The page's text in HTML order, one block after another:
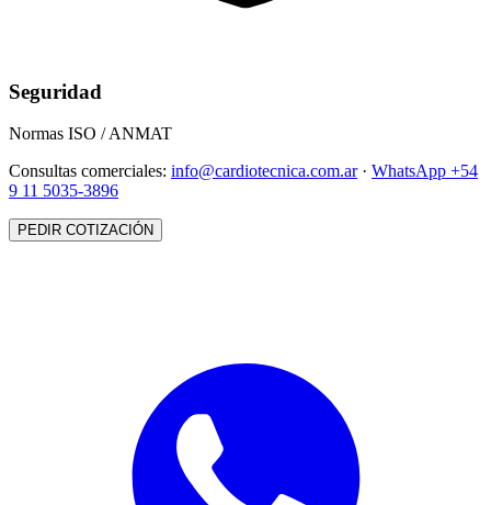
Seguridad
Normas ISO / ANMAT
Consultas comerciales: info@cardiotecnica.com.ar· WhatsApp +54
9 11 5035-3896
PEDIR COTIZACIÓN